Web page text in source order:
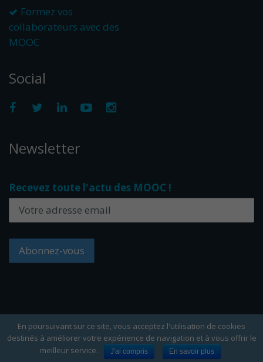
Formez vos
collaborateurs avec des
MOOC
Social
Newsletter
Recevez toute l'actu des MOOC !
Copyright Edflex © 2024 -Editorial-CGU-Cookies
En poursuivant sur ce site, vous acceptez l'utilisation de cookies
destinés à améliorer votre expérience de navigation et à vous offrir le
meilleur service.
J'ai compris En savoir plus